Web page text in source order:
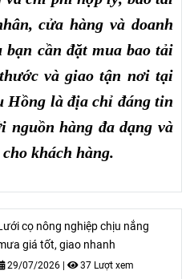
cửa hàng và doanh
bạn cần đặt mua bao tải
và giao tận nơi tại
Hồng là địa chỉ đáng tin
nguồn hàng đa dạng và
khách hàng.
cọ nông nghiệp chịu nắng
giá tốt, giao nhanh
29/07/2026 | 37 Lượt xem